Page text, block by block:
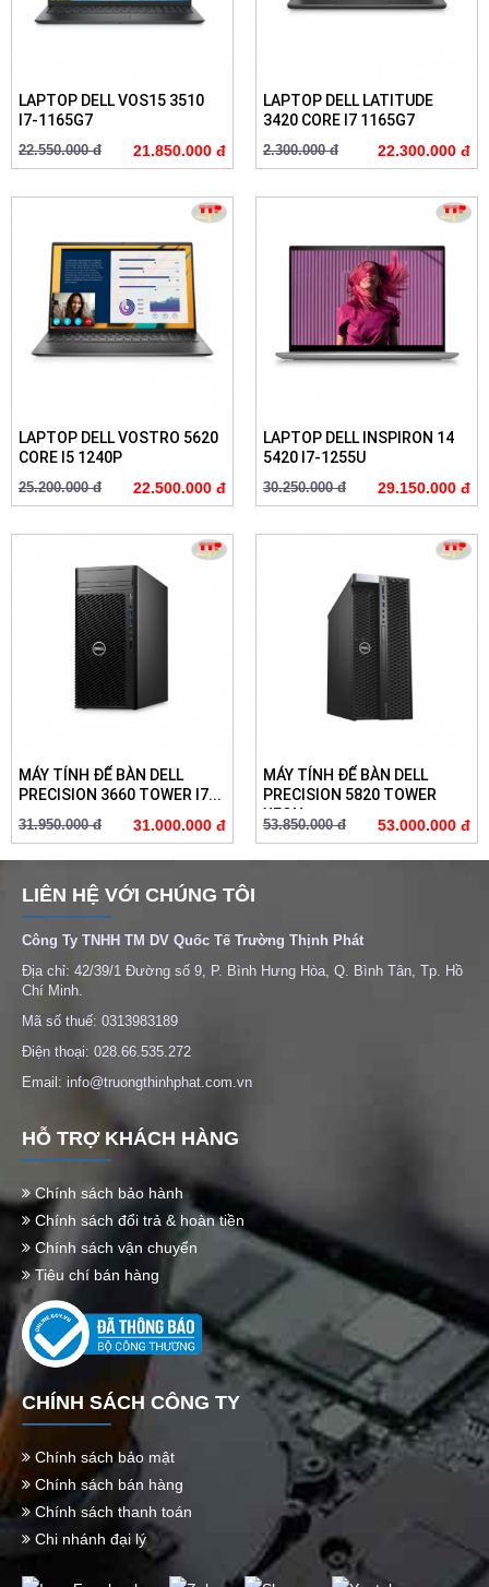
LAPTOP DELL VOS15 3510
I7-1165G7
22.550.000 đ 21.850.000 đ
LAPTOP DELL LATITUDE
3420 CORE I7 1165G7
2.300.000 đ 22.300.000 đ
LAPTOP DELL VOSTRO 5620
CORE I5 1240P
25.200.000 đ 22.500.000 đ
LAPTOP DELL INSPIRON 14
5420 I7-1255U
30.250.000 đ 29.150.000 đ
MÁY TÍNH ĐỂ BÀN DELL
PRECISION 3660 TOWER I7...
31.950.000 đ 31.000.000 đ
MÁY TÍNH ĐỂ BÀN DELL
PRECISION 5820 TOWER
XEON...
53.850.000 đ 53.000.000 đ
LIÊN HỆ VỚI CHÚNG TÔI
Công Ty TNHH TM DV Quốc Tế Trường Thịnh Phát
Địa chỉ: 42/39/1 Đường số 9, P. Bình Hưng Hòa, Q. Bình Tân, Tp. Hồ
Chí Minh.
Mã số thuế: 0313983189
Điện thoại: 028.66.535.272
Email: info@truongthinhphat.com.vn
HỖ TRỢ KHÁCH HÀNG
Chính sách bảo hành
Chính sách đổi trả & hoàn tiền
Chính sách vận chuyển
Tiêu chí bán hàng
CHÍNH SÁCH CÔNG TY
Chính sách bảo mật
Chính sách bán hàng
Chính sách thanh toán
Chi nhánh đại lý